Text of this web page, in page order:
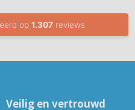
Veilig en vertrouwd